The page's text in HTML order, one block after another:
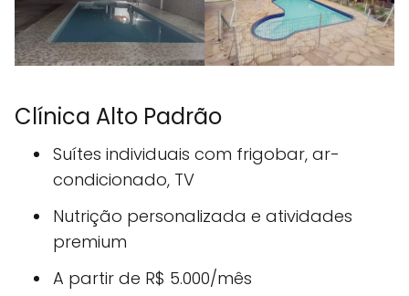
Clínica Alto Padrão
Suítes individuais com frigobar, ar-
condicionado, TV
Nutrição personalizada e atividades
premium
A partir de R$ 5.000/mês